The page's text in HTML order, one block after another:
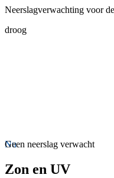
Neerslagverwachting voor
droog
Nu
Geen neerslag verwacht
Zon en UV